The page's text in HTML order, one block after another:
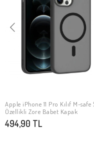
SEPETE EKLE
Apple iPhone 11 Pro Kılıf M-safe
Özellikli Zore Babet Kapak
494,90 TL